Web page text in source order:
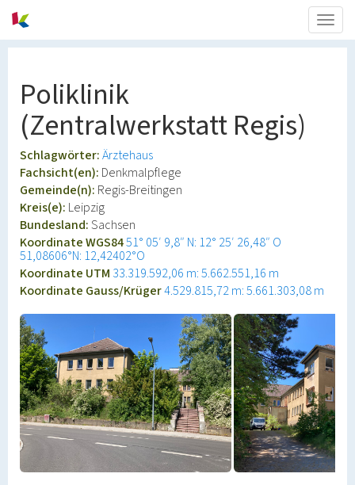
Poliklinik
(Zentralwerkstatt Regis)
Schlagwörter:Ärztehaus
Fachsicht(en): Denkmalpflege
Gemeinde(n): Regis-Breitingen
Kreis(e): Leipzig
Bundesland:Sachsen
Koordinate WGS8451° 05′ 9,8″ N: 12° 25′ 26,48″ O
51,08606°N: 12,42402°O
Koordinate UTM 33.319.592,06 m: 5.662.551,16 m
Koordinate Gauss/Krüger4.529.815,72 m: 5.661.303,08 m